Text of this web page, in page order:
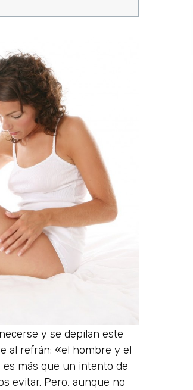
y se depilan este
al refrán: «el hombre y el
más que un intento de
evitar. Pero, aunque no